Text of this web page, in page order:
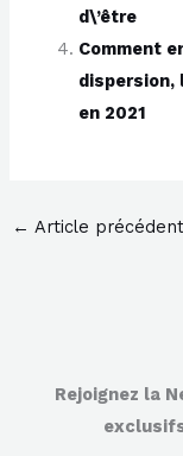
d\’être
Comment
dispersion,
en 2021
← Article précédent
Rejoignez la